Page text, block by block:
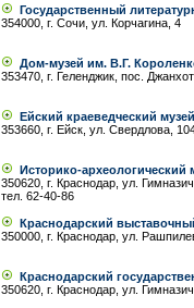
Государственный
354000, г. Сочи, ул. Корчагина, 4
Дом-музей им. В.Г.
353470, г. Геленджик, пос. Джанхот
Ейский краеведческий музей
353660, г. Ейск, ул. Свердлова,
Историко-археологический
350620, г. Краснодар, ул.
тел. 62-40-86
Краснодарский
350000, г. Краснодар, ул.
Краснодарский
350620, г. Краснодар, ул.